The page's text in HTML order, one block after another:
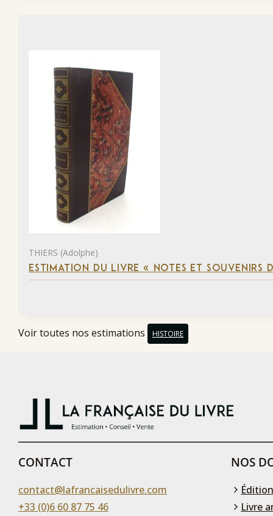
THIERS (Adolphe)
ESTIMATION DU LIVRE « NOTES ET SOUVENIRS
Voir toutes nos estimations HISTOIRE
CONTACT
contact@lafrancaisedulivre.com
+33 (0)6 60 87 75 46
NOS
Livre